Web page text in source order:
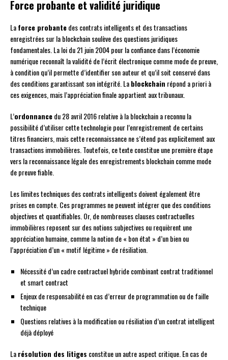
Force probante et validité juridique
Laforce probantedes contrats intelligents et des transactions
enregistrées sur la blockchain soulève des questions juridiques
fondamentales. La loi du 21 juin 2004 pour la confiance dans l’économie
numérique reconnaît la validité de l’écrit électronique comme mode de preuve,
à condition qu’il permette d’identifier son auteur et qu’il soit conservé dans
des conditions garantissant son intégrité. Lablockchain répond a priori à
ces exigences, mais l’appréciation finale appartient aux tribunaux.
L’ordonnancedu 28 avril 2016 relative à la blockchain a reconnu la
possibilité d’utiliser cette technologie pour l’enregistrement de certains
titres financiers, mais cette reconnaissance ne s’étend pas explicitement aux
transactions immobilières. Toutefois, ce texte constitue une première étape
vers la reconnaissance légale des enregistrements blockchain comme mode
de preuve fiable.
Les limites techniques des contrats intelligents doivent également être
prises en compte. Ces programmes ne peuvent intégrer que des conditions
objectives et quantifiables. Or, de nombreuses clauses contractuelles
immobilières reposent sur des notions subjectives ou requièrent une
appréciation humaine, comme la notion de « bon état » d’un bien ou
l’appréciation d’un « motif légitime » de résiliation.
Nécessité d’un cadre contractuel hybride combinant contrat traditionnel
et smart contract
Enjeux de responsabilité en cas d’erreur de programmation ou de faille
technique
Questions relatives à la modification ou résiliation d’un contrat intelligent
déjà déployé
Larésolution des litiges constitue un autre aspect critique. En cas de